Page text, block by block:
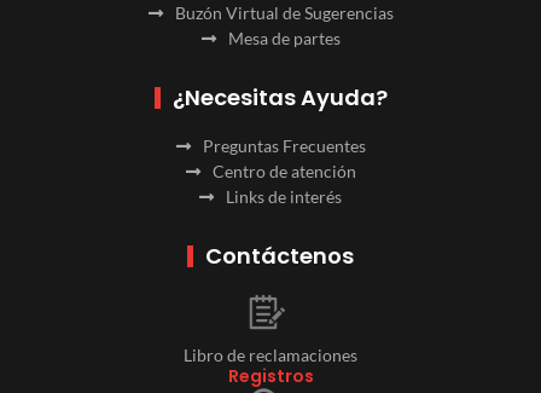
Buzón Virtual de Sugerencias
Mesa de partes
¿Necesitas Ayuda?
Preguntas Frecuentes
Centro de atención
Links de interés
Contáctenos
Libro de reclamaciones
Registros